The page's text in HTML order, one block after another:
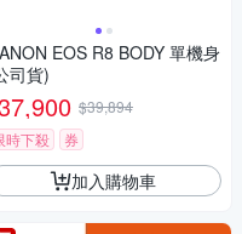
EOS R8 BODY 單機身
司貨)
$39,894
時下殺
券
加入購物車